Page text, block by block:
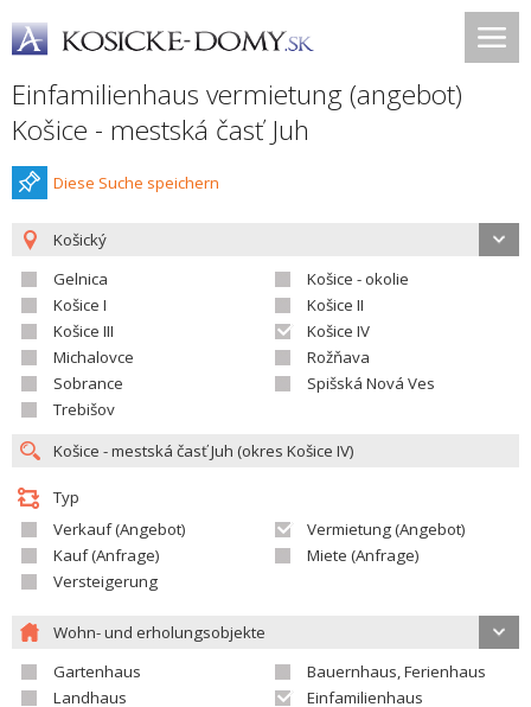
Einfamilienhaus vermietung (angebot)
Košice - mestská časť Juh
Diese Suche speichern
Košický
Gelnica
Košice - okolie
Košice I
Košice II
Košice III
Košice IV
Michalovce
Rožňava
Sobrance
Spišská Nová Ves
Trebišov
Typ
Verkauf (Angebot)
Vermietung (Angebot)
Kauf (Anfrage)
Miete (Anfrage)
Versteigerung
Wohn- und erholungsobjekte
Gartenhaus
Bauernhaus, Ferienhaus
Landhaus
Einfamilienhaus